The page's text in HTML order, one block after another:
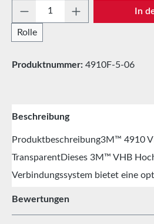
Produkt Anzahl: Gib
Rolle
In
Produktnummer: 4910F-5-06
Beschreibung
Produktbeschreibung3M™ 4910
TransparentDieses 3M™ VHB
Verbindungssystem bietet eine
Bewertungen